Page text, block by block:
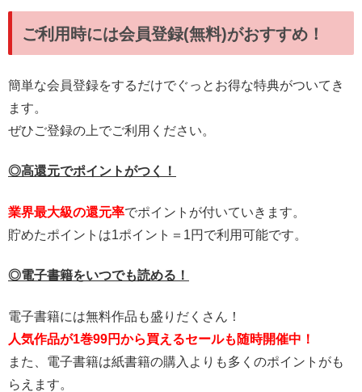
ご利用時には会員登録(無料)がおすすめ！
簡単な会員登録をするだけでぐっとお得な特典がついてき
ます。
ぜひご登録の上でご利用ください。
◎高還元でポイントがつく！
業界最大級の還元率でポイントが付いていきます。
貯めたポイントは1ポイント＝1円で利用可能です。
◎電子書籍をいつでも読める！
電子書籍には無料作品も盛りだくさん！
人気作品が1巻99円から買えるセールも随時開催中！
また、電子書籍は紙書籍の購入よりも多くのポイントがも
らえます。